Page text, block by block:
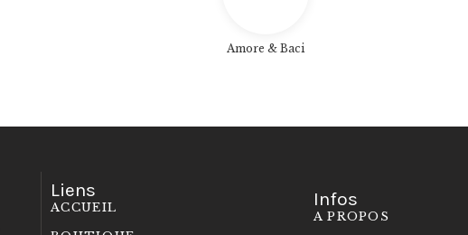
Amore & Baci
Liens
ACCUEIL
Infos
A PROPOS